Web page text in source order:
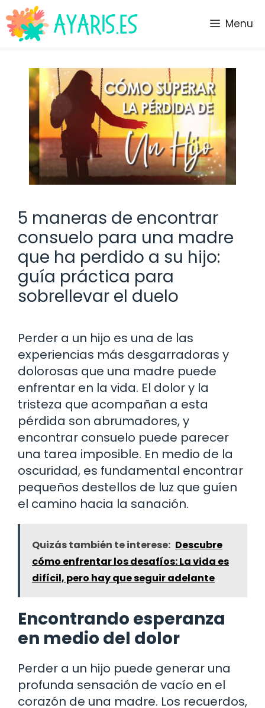
Saltar
al
contenido
Menu
5 maneras de encontrar
consuelo para una madre
que ha perdido a su hijo:
guía práctica para
sobrellevar el duelo
Perder a un hijo es una de las
experiencias más desgarradoras y
dolorosas que una madre puede
enfrentar en la vida. El dolor y la
tristeza que acompañan a esta
pérdida son abrumadores, y
encontrar consuelo puede parecer
una tarea imposible. En medio de la
oscuridad, es fundamental encontrar
pequeños destellos de luz que guíen
el camino hacia la sanación.
Quizás también te interese: Descubre
cómo enfrentar los desafíos: La vida es
difícil, pero hay que seguir adelante
Encontrando esperanza
en medio del dolor
Perder a un hijo puede generar una
profunda sensación de vacío en el
corazón de una madre. Los recuerdos,